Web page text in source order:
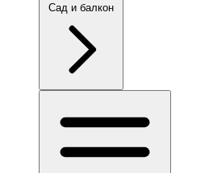
Сад и балкон